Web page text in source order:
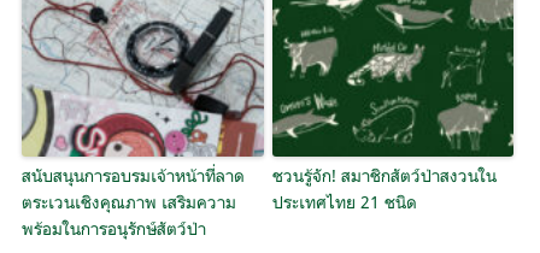
สนับสนุนการอบรมเจ้าหน้าที่ลาด
ตระเวนเชิงคุณภาพ เสริมความ
พร้อมในการอนุรักษ์สัตว์ป่า
ชวนรู้จัก! สมาชิกสัตว์ป่าสงวนใน
ประเทศไทย 21 ชนิด